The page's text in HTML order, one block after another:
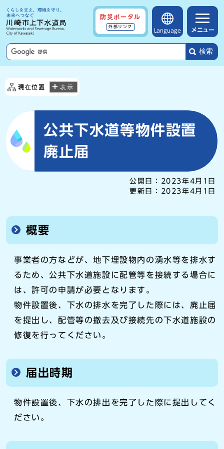
防災ポータル
外部リンク
Language メニュー
検索
現在位置 表示
公共下水道等物件設置
廃止届
公開日：
2023年4月1日
更新日：
2023年4月1日
概要
事業者の方などが、地下埋設物内の湧水等を排水す
るため、公共下水道施設に配管等を接続する場合に
は、許可の申請が必要となります。
物件設置後、下水の排水を完了した際には、廃止届
を提出し、配管等の撤去及び接続先の下水道施設の
修復を行ってください。
届出時期
物件設置後、下水の排出を完了した際に提出してく
ださい。